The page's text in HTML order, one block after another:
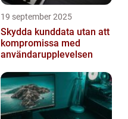
19 september 2025
Skydda kunddata utan att
kompromissa med
användarupplevelsen